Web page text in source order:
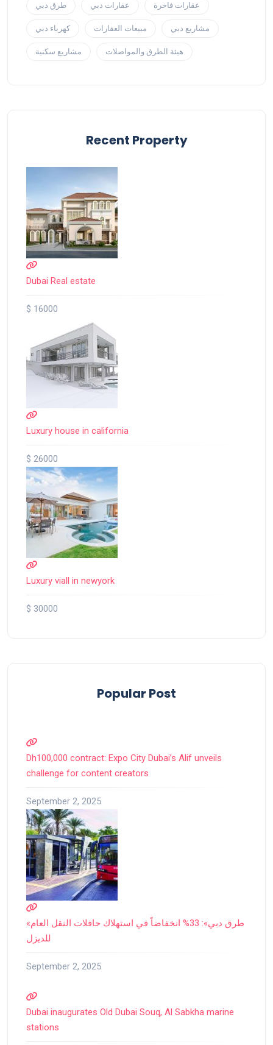
طرق دبي عقارات دبي عقارات فاخرة
كهرباء دبي مبيعات العقارات مشاريع دبي
مشاريع سكنية هيئة الطرق والمواصلات
Recent Property
Dubai Real estate
$ 16000
Luxury house in california
$ 26000
Luxury viall in newyork
$ 30000
Popular Post
Dh100,000 contract: Expo City Dubai’s Alif unveils
challenge for content creators
September 2, 2025
«طرق دبي»: 33% انخفاضاً في استهلاك حافلات النقل العام
للديزل
September 2, 2025
Dubai inaugurates Old Dubai Souq, Al Sabkha marine
stations